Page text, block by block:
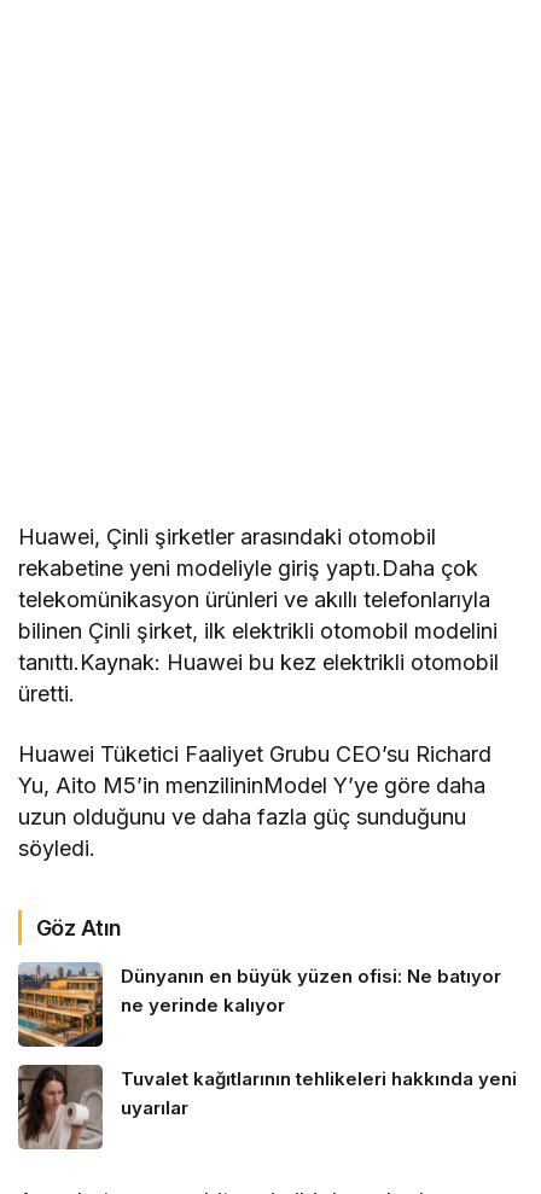
Huawei, Çinli şirketler arasındaki otomobil
rekabetine yeni modeliyle giriş yaptı.Daha çok
telekomünikasyon ürünleri ve akıllı telefonlarıyla
bilinen Çinli şirket, ilk elektrikli otomobil modelini
tanıttı.Kaynak: Huawei bu kez elektrikli otomobil
üretti.
Huawei Tüketici Faaliyet Grubu CEO’su Richard
Yu, Aito M5’in menzilininModel Y’ye göre daha
uzun olduğunu ve daha fazla güç sunduğunu
söyledi.
Göz Atın
Dünyanın en büyük yüzen ofisi: Ne batıyor
ne yerinde kalıyor
Tuvalet kağıtlarının tehlikeleri hakkında yeni
uyarılar